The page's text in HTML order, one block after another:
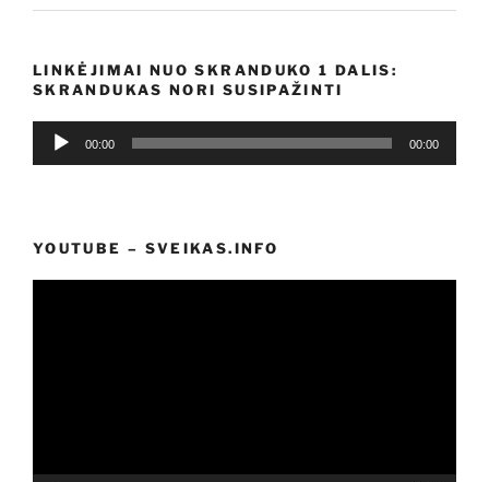
LINKĖJIMAI NUO SKRANDUKO 1 DALIS:
SKRANDUKAS NORI SUSIPAŽINTI
Audio
00:00 00:00
YOUTUBE – SVEIKAS.INFO